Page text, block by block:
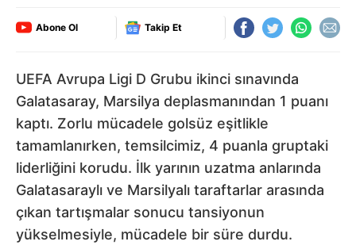
Abone Ol Takip Et
UEFA Avrupa Ligi D Grubu ikinci sınavında
Galatasaray, Marsilya deplasmanından 1 puanı
kaptı. Zorlu mücadele golsüz eşitlikle
tamamlanırken, temsilcimiz, 4 puanla gruptaki
liderliğini korudu. İlk yarının uzatma anlarında
Galatasaraylı ve Marsilyalı taraftarlar arasında
çıkan tartışmalar sonucu tansiyonun
yükselmesiyle, mücadele bir süre durdu.